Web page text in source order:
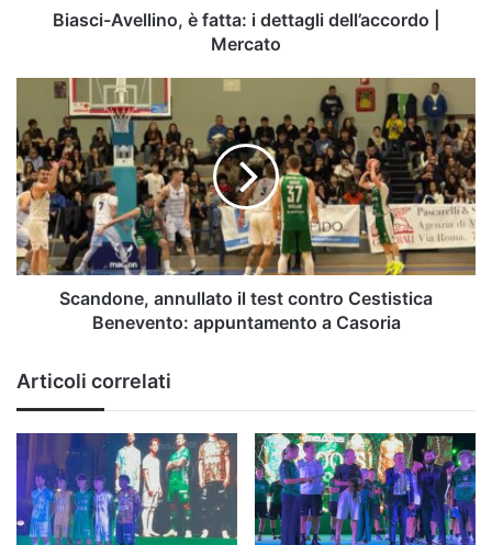
Biasci-Avellino, è fatta: i dettagli dell’accordo |
Mercato
Scandone,
annullato
il
test
contro
Cestistica
Benevento:
appuntamento
a
CasoriaScandone, annullato il test contro Cestistica
Benevento: appuntamento a Casoria
Articoli correlati